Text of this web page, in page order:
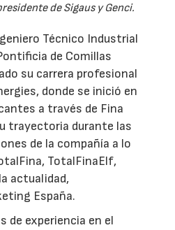
de Sigaus y Genci.
Técnico Industrial
de Comillas
su carrera profesional
donde se inició en
a través de Fina
trayectoria durante las
de la compañía a lo
TotalFinaElf,
actualidad,
España.
de experiencia en el